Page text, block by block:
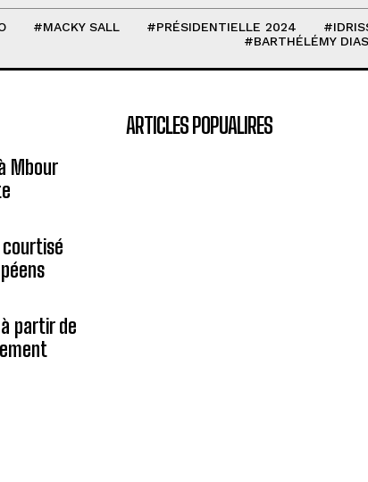
#MACKY SALL #PRÉSIDENTIELLE 2024
#BARTHÉLÉMY DIAS
Mbour
partir de
ARTICLES POPUALIRES